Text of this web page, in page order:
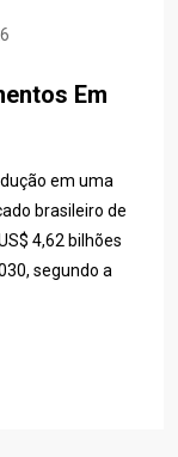
Em
em uma
brasileiro de
4,62 bilhões
segundo a